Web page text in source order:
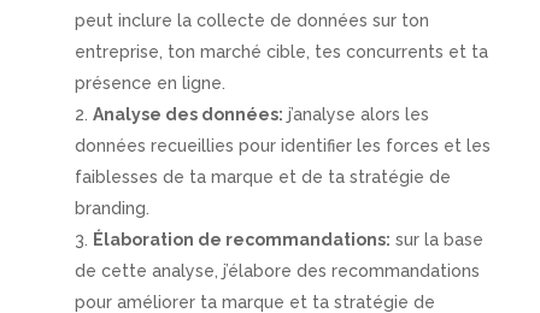
peut inclure la collecte de données sur ton
entreprise, ton marché cible, tes concurrents et ta
présence en ligne.
Analyse des données: j’analyse alors les
données recueillies pour identifier les forces et les
faiblesses de ta marque et de ta stratégie de
branding.
Élaboration de recommandations: sur la base
de cette analyse, j’élabore des recommandations
pour améliorer ta marque et ta stratégie de